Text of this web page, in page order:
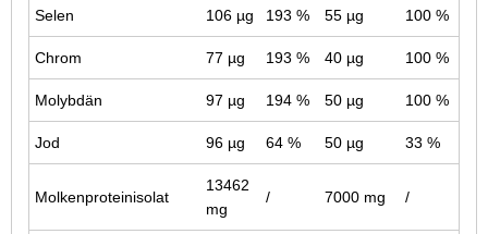
Selen 106 µg 193 % 55 µg 100 %
Chrom 77 µg 193 % 40 µg 100 %
Molybdän 97 µg 194 % 50 µg 100 %
Jod 96 µg 64 % 50 µg 33 %
Molkenproteinisolat
13462
mg
/ 7000 mg /